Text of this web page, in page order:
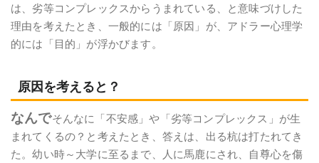
は、劣等コンプレックスからうまれている、と意味づけした
理由を考えたとき、一般的には「原因」が、アドラー心理学
的には「目的」が浮かびます。
原因を考えると？
なんでそんなに「不安感」や「劣等コンプレックス」が生
まれてくるの？と考えたとき、答えは、出る杭は打たれてき
た。幼い時～大学に至るまで、人に馬鹿にされ、自尊心を傷